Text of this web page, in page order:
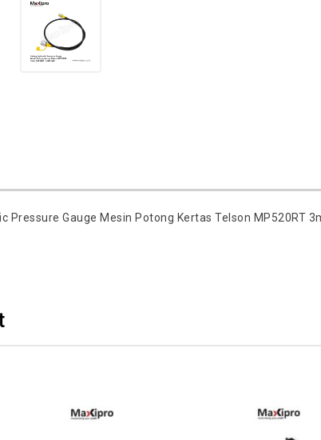
Pressure Gauge Mesin Potong Kertas Telson MP520RT